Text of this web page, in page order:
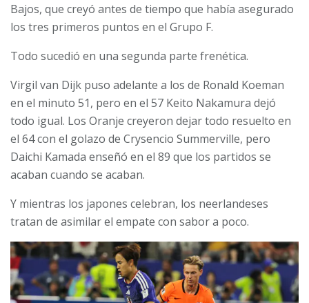
Bajos, que creyó antes de tiempo que había asegurado
los tres primeros puntos en el Grupo F.
Todo sucedió en una segunda parte frenética.
Virgil van Dijk puso adelante a los de Ronald Koeman
en el minuto 51, pero en el 57 Keito Nakamura dejó
todo igual. Los Oranje creyeron dejar todo resuelto en
el 64 con el golazo de Crysencio Summerville, pero
Daichi Kamada enseñó en el 89 que los partidos se
acaban cuando se acaban.
Y mientras los japones celebran, los neerlandeses
tratan de asimilar el empate con sabor a poco.